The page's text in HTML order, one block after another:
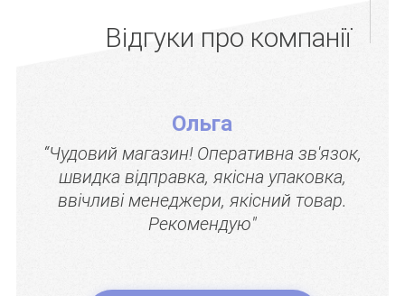
Відгуки про компанії
Ольга
“Чудовий магазин! Оперативна зв'язок,
швидка відправка, якісна упаковка,
ввічливі менеджери, якісний товар.
Рекомендую"